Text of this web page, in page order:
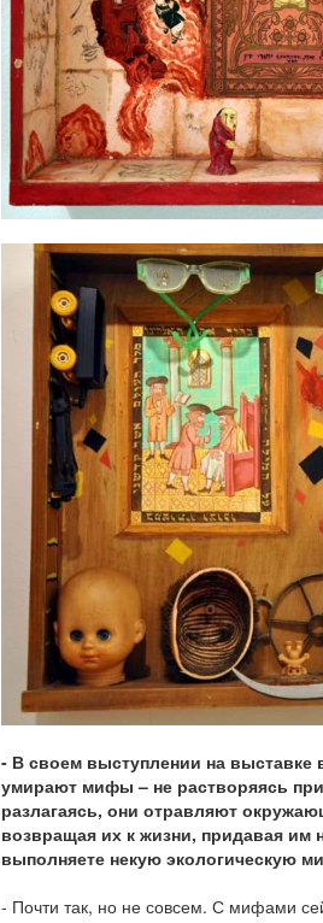
- В своем выступлении на
умирают мифы – не растворяясь
разлагаясь, они отравляют
возвращая их к жизни, придавая им
выполняете некую экологическую
- Почти так, но не совсем. С мифами